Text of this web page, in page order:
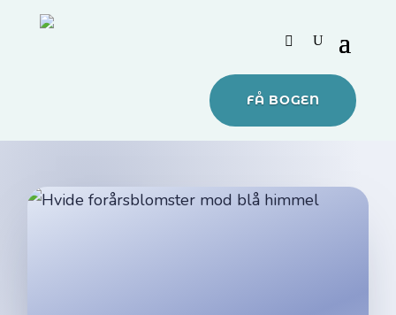
FÅ BOGEN